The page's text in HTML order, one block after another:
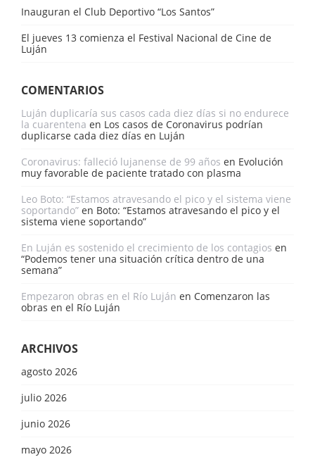
Inauguran el Club Deportivo “Los Santos”
El jueves 13 comienza el Festival Nacional de Cine de
Luján
COMENTARIOS
Luján duplicaría sus casos cada diez días si no endurece
la cuarentena en Los casos de Coronavirus podrían
duplicarse cada diez días en Luján
Coronavirus: falleció lujanense de 99 años en Evolución
muy favorable de paciente tratado con plasma
Leo Boto: “Estamos atravesando el pico y el sistema viene
soportando” en Boto: “Estamos atravesando el pico y el
sistema viene soportando”
En Luján es sostenido el crecimiento de los contagios en
“Podemos tener una situación crítica dentro de una
semana”
Empezaron obras en el Río Luján en Comenzaron las
obras en el Río Luján
ARCHIVOS
agosto 2026
julio 2026
junio 2026
mayo 2026